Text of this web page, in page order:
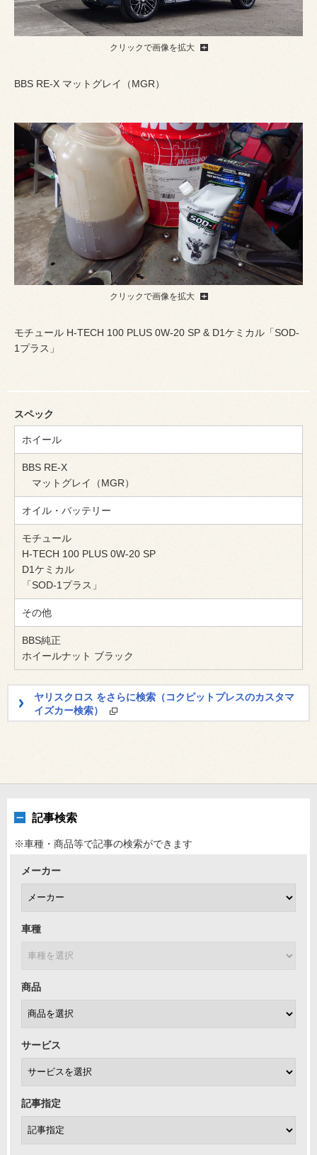
クリックで画像を拡大
BBS RE-X マットグレイ（MGR）
クリックで画像を拡大
モチュール H-TECH 100 PLUS 0W-20 SP & D1ケミカル「SOD-
1プラス」
スペック
ホイール
BBS RE-X
マットグレイ（MGR）
オイル・バッテリー
モチュール
H-TECH 100 PLUS 0W-20 SP
D1ケミカル
「SOD-1プラス」
その他
BBS純正
ホイールナット ブラック
ヤリスクロス をさらに検索（コクピットプレスのカスタマ
イズカー検索）
記事検索
※車種・商品等で記事の検索ができます
メーカー
車種
商品
サービス
記事指定